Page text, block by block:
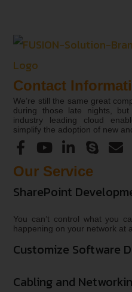
Contact
We’re still the same great
during those late nights,
industry leading cloud
simplify the adoption of new
Our Service
SharePoint
You can’t control what you
happening on your network at
Customize Software
Cabling and